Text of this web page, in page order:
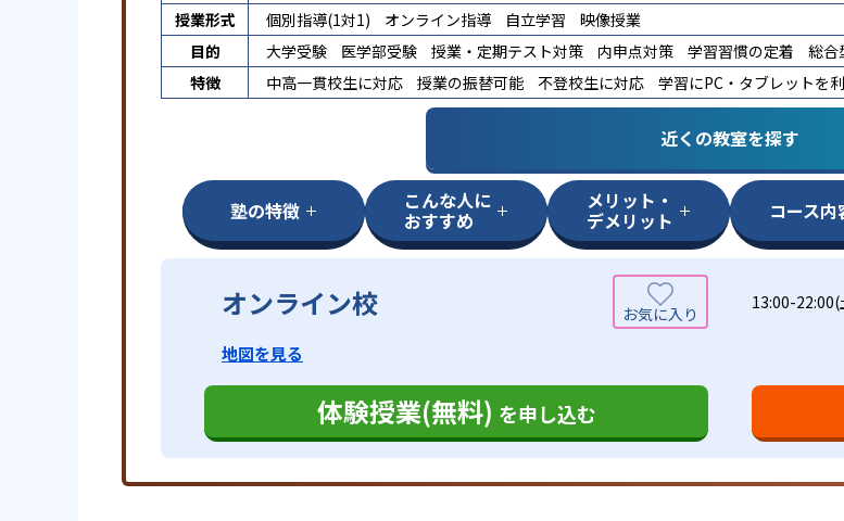
授業形式
個別指導(1対1) オンライン指導 自立学習
映像授業
目的
大学受験 医学部受験 授業・定期テスト対策 内申点対策 学習習慣の定着 総合
特徴
中高一貫校生に対応 授業の振替可能 不登校生に対応 学習にPC・タブレットを
近くの教室を探す
塾の特徴 こんな人に
おすすめ
メリット・
デメリット コース内
オンライン校 13:00-
地図を見る
体験授業(無料) を申し込む